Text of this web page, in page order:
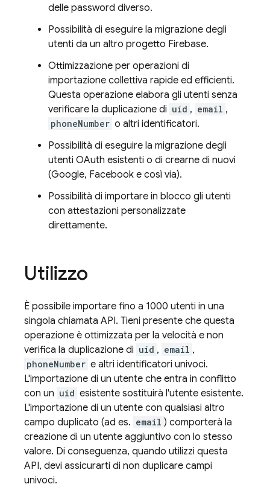
delle password diverso.
Possibilità di eseguire la migrazione degli
utenti da un altro progetto Firebase.
Ottimizzazione per operazioni di
importazione collettiva rapide ed efficienti.
Questa operazione elabora gli utenti senza
verificare la duplicazione di uid , email ,
phoneNumber o altri identificatori.
Possibilità di eseguire la migrazione degli
utenti OAuth esistenti o di crearne di nuovi
(Google, Facebook e così via).
Possibilità di importare in blocco gli utenti
con attestazioni personalizzate
direttamente.
Utilizzo
È possibile importare fino a 1000 utenti in una
singola chiamata API. Tieni presente che questa
operazione è ottimizzata per la velocità e non
verifica la duplicazione di uid , email ,
phoneNumber e altri identificatori univoci.
L'importazione di un utente che entra in conflitto
con un uid esistente sostituirà l'utente esistente.
L'importazione di un utente con qualsiasi altro
campo duplicato (ad es. email ) comporterà la
creazione di un utente aggiuntivo con lo stesso
valore. Di conseguenza, quando utilizzi questa
API, devi assicurarti di non duplicare campi
univoci.